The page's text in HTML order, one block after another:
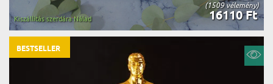
(1509 vélemény)
16110 Ft
Kiszállítás szerdára Nálad
BESTSELLER